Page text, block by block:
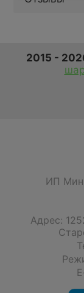
2015 -
ИП
Адрес: